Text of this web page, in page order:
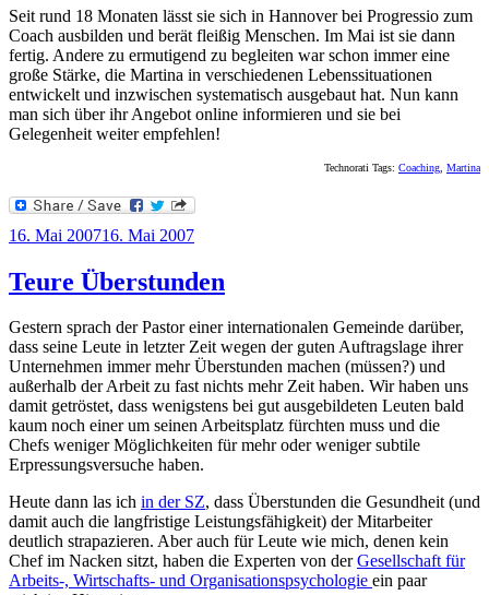
Seit rund 18 Monaten lässt sie sich in Hannover bei Progressio zum
Coach ausbilden und berät fleißig Menschen. Im Mai ist sie dann
fertig. Andere zu ermutigend zu begleiten war schon immer eine
große Stärke, die Martina in verschiedenen Lebenssituationen
entwickelt und inzwischen systematisch ausgebaut hat. Nun kann
man sich über ihr Angebot online informieren und sie bei
Gelegenheit weiter empfehlen!
Technorati Tags: Coaching Martina
Veröffentlicht
16. Mai 200716. Mai 2007
Teure Überstunden
Gestern sprach der Pastor einer internationalen Gemeinde darüber,
dass seine Leute in letzter Zeit wegen der guten Auftragslage ihrer
Unternehmen immer mehr Überstunden machen (müssen?) und
außerhalb der Arbeit zu fast nichts mehr Zeit haben. Wir haben uns
damit getröstet, dass wenigstens bei gut ausgebildeten Leuten bald
kaum noch einer um seinen Arbeitsplatz fürchten muss und die
Chefs weniger Möglichkeiten für mehr oder weniger subtile
Erpressungsversuche haben.
Heute dann las ich in der SZ, dass Überstunden die Gesundheit (und
damit auch die langfristige Leistungsfähigkeit) der Mitarbeiter
deutlich strapazieren. Aber auch für Leute wie mich, denen kein
Chef im Nacken sitzt, haben die Experten von derGesellschaft für
Arbeits-, Wirtschafts- und Organisationspsychologie ein paar